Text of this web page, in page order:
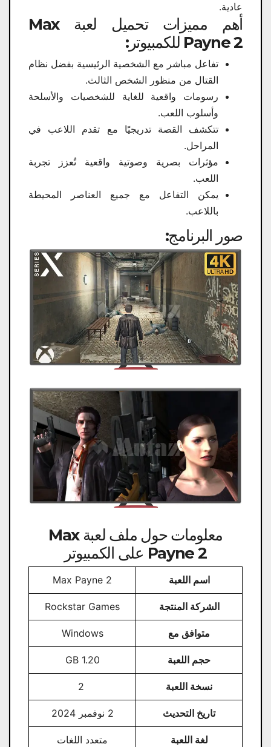
عادية.
أهم مميزات تحميل لعبة Max
Payne 2 للكمبيوتر:
تفاعل مباشر مع الشخصية الرئيسية بفضل نظام
القتال من منظور الشخص الثالث.
رسومات واقعية للغاية للشخصيات والأسلحة
وأسلوب اللعب.
تتكشف القصة تدريجيًا مع تقدم اللاعب في
المراحل.
مؤثرات بصرية وصوتية واقعية تُعزز تجربة
اللعب.
يمكن التفاعل مع جميع العناصر المحيطة
باللاعب.
صور البرنامج:
معلومات حول ملف لعبة Max
Payne 2 على الكمبيوتر
اسم اللعبة Max Payne 2
الشركة المنتجة Rockstar Games
متوافق مع Windows
حجم اللعبة 1.20 GB
نسخة اللعبة
تاريخ التحديث 2 نوفمبر 2024
لغة اللعبة متعدد اللغات